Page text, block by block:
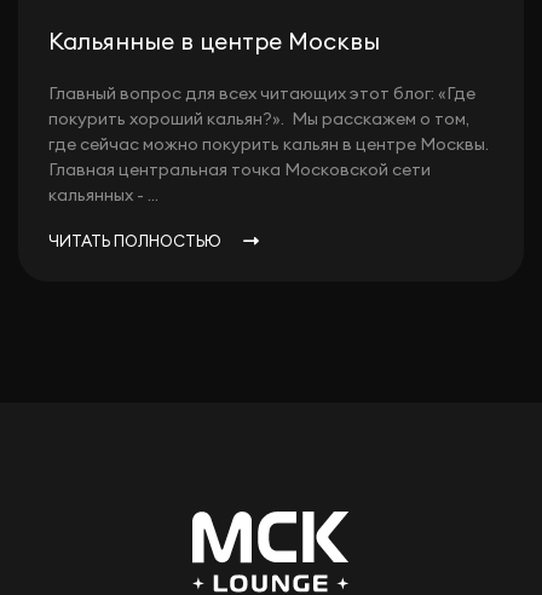
Кальянные в центре Москвы
Главный вопрос для всех читающих этот блог: «Где
покурить хороший кальян?». Мы расскажем о том,
где сейчас можно покурить кальян в центре Москвы.
Главная центральная точка Московской сети
кальянных - ...
ЧИТАТЬ ПОЛНОСТЬЮ